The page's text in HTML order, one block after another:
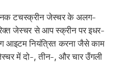
टचस्क्रीन जेस्चर के अलग-
जेस्चर से आप स्क्रीन पर इधर-
नियंत्रित करना जैसे काम
में दो-, तीन-, और चार उँगली